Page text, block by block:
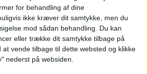
for behandling af dine
ikke kræver dit samtykke, men du
mod sådan behandling.
Du kan
eller trække dit samtykke tilbage på
at vende tilbage til dette websted og klikke
nederst på websiden.
Kim Bermann, Vice- og
Lufthavn.
Aalborg Lufthavn og